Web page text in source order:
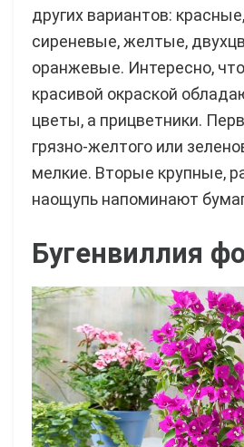
других вариантов:
сиреневые, желтые,
оранжевые. Интересно,
красивой окраской
цветы, а прицветники.
грязно-желтого или
мелкие. Вторые крупные,
наощупь напоминают
Бугенвиллия